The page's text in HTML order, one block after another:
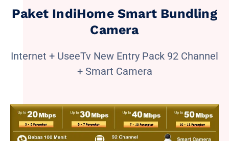
Paket IndiHome Smart Bundling
Camera
Internet + UseeTv New Entry Pack 92 Channel
+ Smart Camera